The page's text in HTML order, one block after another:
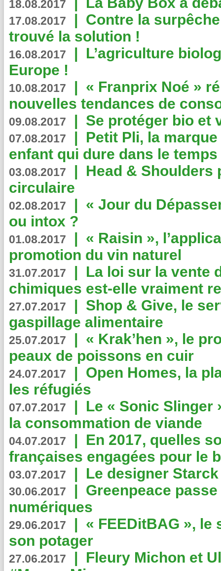
18.08.2017
17.08.2017 | Contre la
trouvé la solution !
16.08.2017 | L’agriculture
Europe !
10.08.2017 | « Franprix Noé »
nouvelles tendances de
09.08.2017 | Se protéger bio et
07.08.2017 | Petit Pli, la
enfant qui dure dans le temps
03.08.2017 | Head & Shoulders
circulaire
02.08.2017 | « Jour du
ou intox ?
01.08.2017 | « Raisin »,
promotion du vin naturel
31.07.2017 | La loi sur la vente
chimiques est-elle vraiment
27.07.2017 | Shop & Give, le
gaspillage alimentaire
25.07.2017 | « Krak’hen », le
peaux de poissons en cuir
24.07.2017 | Open Homes, la
les réfugiés
07.07.2017 | Le « Sonic Slinger
la consommation de viande
04.07.2017 | En 2017, quelles
françaises engagées pour le
03.07.2017 | Le designer
30.06.2017 | Greenpeace
numériques
29.06.2017 | « FEEDitBAG », le
son potager
27.06.2017 | Fleury Michon et